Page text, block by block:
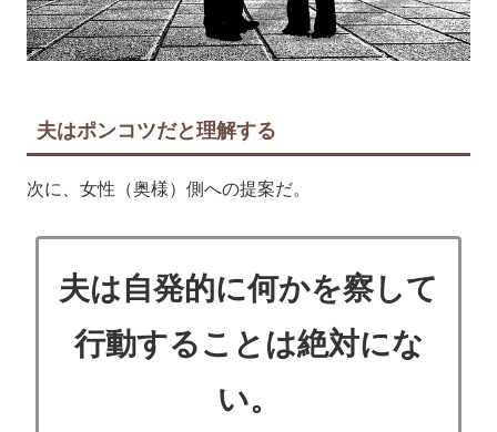
夫はポンコツだと理解する
次に、女性（奥様）側への提案だ。
夫は自発的に何かを察して
行動することは絶対にな
い。